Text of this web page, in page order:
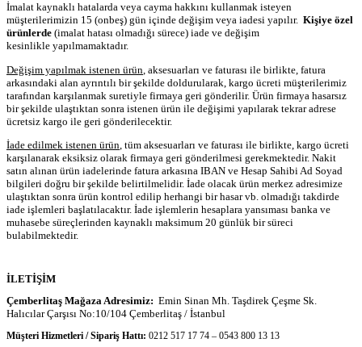
İmalat kaynaklı hatalarda veya cayma hakkını kullanmak isteyen
müşterilerimizin 15 (onbeş) gün içinde değişim veya iadesi yapılır. Kişiye özel
ürünlerde (imalat hatası olmadığı sürece) iade ve değişim
kesinlikle yapılmamaktadır.
Değişim yapılmak istenen ürün , aksesuarları ve faturası ile birlikte, fatura
arkasındaki alan ayrıntılı bir şekilde doldurularak, kargo ücreti müşterilerimiz
tarafından karşılanmak suretiyle firmaya geri gönderilir. Ürün firmaya hasarsız
bir şekilde ulaştıktan sonra istenen ürün ile değişimi yapılarak tekrar adrese
ücretsiz kargo ile geri gönderilecektir.
İade edilmek istenen ürün, tüm aksesuarları ve faturası ile birlikte, kargo ücreti
karşılanarak eksiksiz olarak firmaya geri gönderilmesi gerekmektedir. Nakit
satın alınan ürün iadelerinde fatura arkasına IBAN ve Hesap Sahibi Ad Soyad
bilgileri doğru bir şekilde belirtilmelidir. İade olacak ürün merkez adresimize
ulaştıktan sonra ürün kontrol edilip herhangi bir hasar vb. olmadığı takdirde
iade işlemleri başlatılacaktır. İade işlemlerin hesaplara yansıması banka ve
muhasebe süreçlerinden kaynaklı maksimum 20 günlük bir süreci
bulabilmektedir.
İLETİŞİM
Çemberlitaş Mağaza Adresimiz: Emin Sinan Mh. Taşdirek Çeşme Sk.
Halıcılar Çarşısı No:10/104 Çemberlitaş / İstanbul
Müşteri Hizmetleri / Sipariş Hattı: 0212 517 17 74 – 0543 800 13 13